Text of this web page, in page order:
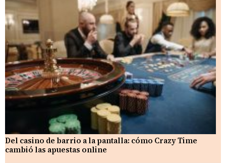
Del casino de barrio a la pantalla: cómo Crazy Time
cambió las apuestas online